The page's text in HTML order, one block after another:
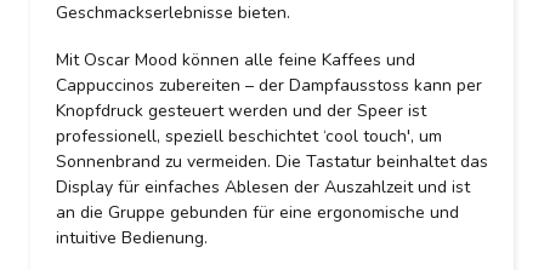
Geschmackserlebnisse bieten.
Mit Oscar Mood können alle feine Kaffees und
Cappuccinos zubereiten – der Dampfausstoss kann per
Knopfdruck gesteuert werden und der Speer ist
professionell, speziell beschichtet ‘cool touch', um
Sonnenbrand zu vermeiden. Die Tastatur beinhaltet das
Display für einfaches Ablesen der Auszahlzeit und ist
an die Gruppe gebunden für eine ergonomische und
intuitive Bedienung.